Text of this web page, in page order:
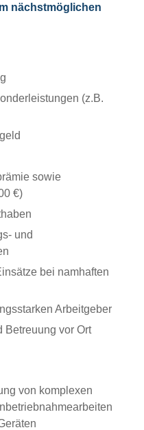
nächstmöglichen
(z.B.
sowie
€)
und
bei namhaften
Arbeitgeber
Betreuung vor Ort
von komplexen